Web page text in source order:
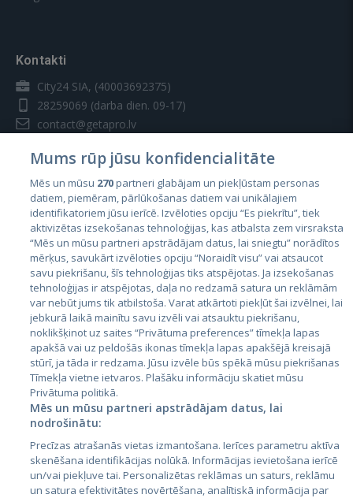
Kontakti
City24 SIA, (40003692375)
28259069 (darba dien. 09-17)
contact@getapro.lv
Valstis
Igaunija
Latvija
Lietuva
City24.lv
City24.ee
GetaPro.lv
CVbankas.lt
Kainos.lt
Paslaugos.lt
Mums rūp jūsu konfidencialitāte
Mēs un mūsu 270partneri glabājam un piekļūstam personas
datiem, piemēram, pārlūkošanas datiem vai unikālajiem
identifikatoriem jūsu ierīcē. Izvēloties opciju “Es piekrītu”, tiek
aktivizētas izsekošanas tehnoloģijas, kas atbalsta zem virsraksta
“Mēs un mūsu partneri apstrādājam datus, lai sniegtu” norādītos
mērķus, savukārt izvēloties opciju “Noraidīt visu” vai atsaucot
savu piekrišanu, šīs tehnoloģijas tiks atspējotas. Ja izsekošanas
tehnoloģijas ir atspējotas, daļa no redzamā satura un reklāmām
var nebūt jums tik atbilstoša. Varat atkārtoti piekļūt šai izvēlnei, lai
jebkurā laikā mainītu savu izvēli vai atsauktu piekrišanu,
noklikšķinot uz saites “Privātuma preferences” tīmekļa lapas
apakšā vai uz peldošās ikonas tīmekļa lapas apakšējā kreisajā
stūrī, ja tāda ir redzama. Jūsu izvēle būs spēkā mūsu piekrišanas
Tīmekļa vietne ietvaros. Plašāku informāciju skatiet mūsu
Privātuma politikā.
Mēs un mūsu partneri apstrādājam datus, lai
nodrošinātu:
Precīzas atrašanās vietas izmantošana. Ierīces parametru aktīva
skenēšana identifikācijas nolūkā. Informācijas ievietošana ierīcē
un/vai piekļuve tai. Personalizētas reklāmas un saturs, reklāmu
un satura efektivitātes novērtēšana, analītiskā informācija par